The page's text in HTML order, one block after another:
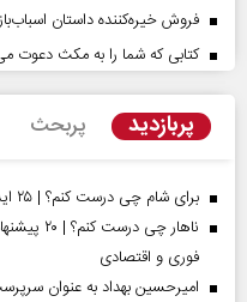
فروش خیره‌کننده داستان اسباب‌بازی ۵؛ بزرگ‌ترین افتتاحیه سال برای
کتابی که شما را به مکث دعوت
پربازدید پربحث
برای شام چی درست کنم؟ | ۲۵ ایده خوشمزه، ساده و فوری برای شام امشب
ناهار
فوری و اقتصادی
امیرحسین بهداد به عنوان